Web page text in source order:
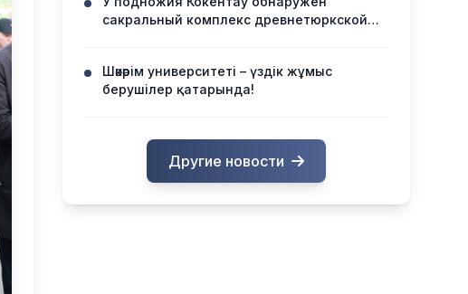
сакральный комплекс древнетюркской
Шәкәрім университеті – үздік жұмыс
берушілер қатарында!
Другие новости